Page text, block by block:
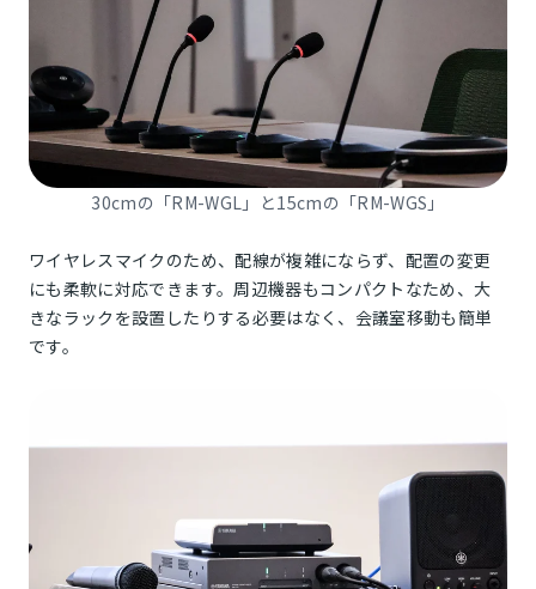
30cmの「RM-WGL」と15cmの「RM-WGS」
ワイヤレスマイクのため、配線が複雑にならず、配置の変更
にも柔軟に対応できます。周辺機器もコンパクトなため、大
きなラックを設置したりする必要はなく、会議室移動も簡単
です。